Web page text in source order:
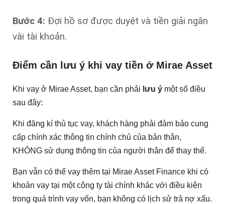
Bước 4: Đợi hồ sơ được duyệt và tiền giải ngân
vài tài khoản.
Điểm cần lưu ý khi vay tiền ở Mirae Asset
Khi vay ở Mirae Asset, bạn cần phải lưu ý một số điều
sau đây:
Khi đăng kí thủ tục vay, khách hàng phải đảm bảo cung
cấp chính xác thông tin chính chủ của bản thân,
KHÔNG sử dụng thông tin của người thân để thay thế.
Bạn vẫn có thể vay thêm tại Mirae Asset Finance khi có
khoản vay tại một công ty tài chính khác với điều kiện
trong quá trình vay vốn, bạn không có lịch sử trả nợ xấu.